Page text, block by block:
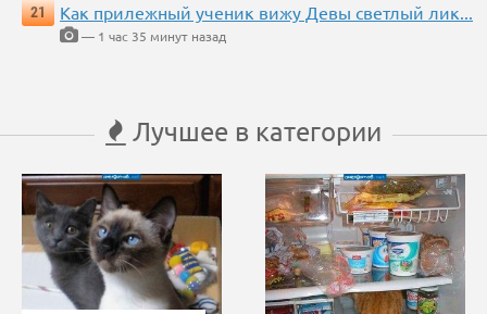
21
Как прилежный ученик вижу Девы светлый лик...
— 1 час 35 минут назад
Лучшее в категории